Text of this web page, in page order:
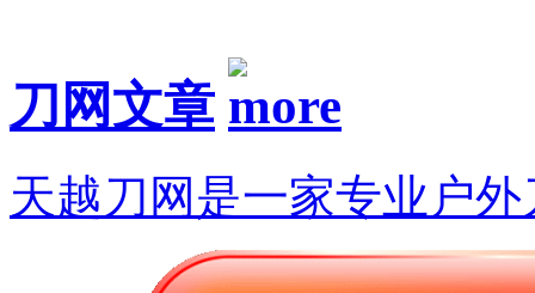
刀网文章
天越刀网是一家专业户